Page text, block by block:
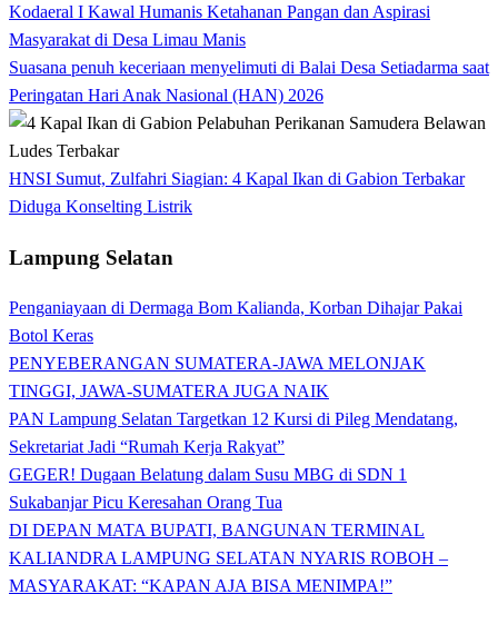
Kodaeral I Kawal Humanis Ketahanan Pangan dan Aspirasi
Masyarakat di Desa Limau Manis
Suasana penuh keceriaan menyelimuti di Balai Desa Setiadarma saat
Peringatan Hari Anak Nasional (HAN) 2026
HNSI Sumut, Zulfahri Siagian: 4 Kapal Ikan di Gabion Terbakar
Diduga Konselting Listrik
Lampung Selatan
Penganiayaan di Dermaga Bom Kalianda, Korban Dihajar Pakai
Botol Keras
PENYEBERANGAN SUMATERA-JAWA MELONJAK
TINGGI, JAWA-SUMATERA JUGA NAIK
PAN Lampung Selatan Targetkan 12 Kursi di Pileg Mendatang,
Sekretariat Jadi “Rumah Kerja Rakyat”
GEGER! Dugaan Belatung dalam Susu MBG di SDN 1
Sukabanjar Picu Keresahan Orang Tua
DI DEPAN MATA BUPATI, BANGUNAN TERMINAL
KALIANDRA LAMPUNG SELATAN NYARIS ROBOH –
MASYARAKAT: “KAPAN AJA BISA MENIMPA!”